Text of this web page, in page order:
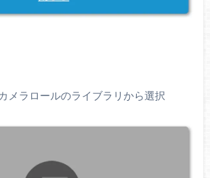
メラロールのライブラリから選択